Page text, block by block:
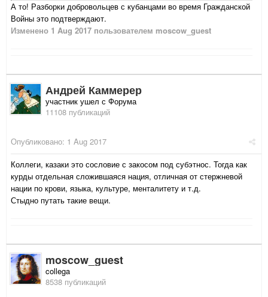
А то! Разборки добровольцев с кубанцами во время Гражданской
Войны это подтверждают.
Изменено 1 Aug 2017 пользователем moscow_guest
Андрей Каммерер
участник ушел с Форума
11108 публикаций
Опубликовано: 1 Aug 2017
Коллеги, казаки это сословие с закосом под субэтнос. Тогда как
курды отдельная сложившаяся нация, отличная от стержневой
нации по крови, языка, культуре, менталитету и т.д.
Стыдно путать такие вещи.
moscow_guest
collega
8538 публикаций